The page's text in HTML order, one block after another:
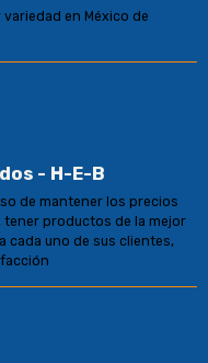
variedad en México de
- H-E-B
de mantener los precios
tener productos de la mejor
cada uno de sus clientes,